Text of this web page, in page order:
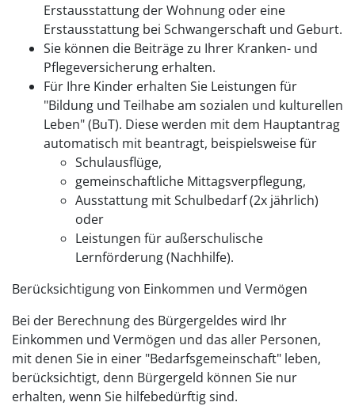
Erstausstattung der Wohnung oder eine
Erstausstattung bei Schwangerschaft und Geburt.
Sie können die Beiträge zu Ihrer Kranken- und
Pflegeversicherung erhalten.
Für Ihre Kinder erhalten Sie Leistungen für
"Bildung und Teilhabe am sozialen und kulturellen
Leben" (BuT). Diese werden mit dem Hauptantrag
automatisch mit beantragt, beispielsweise für
Schulausflüge,
gemeinschaftliche Mittagsverpflegung,
Ausstattung mit Schulbedarf (2x jährlich)
oder
Leistungen für außerschulische
Lernförderung (Nachhilfe).
Berücksichtigung von Einkommen und Vermögen
Bei der Berechnung des Bürgergeldes wird Ihr
Einkommen und Vermögen und das aller Personen,
mit denen Sie in einer "Bedarfsgemeinschaft" leben,
berücksichtigt, denn Bürgergeld können Sie nur
erhalten, wenn Sie hilfebedürftig sind.